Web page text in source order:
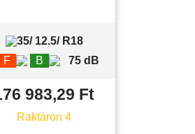
35/ 12.5/ R18
F
B 75 dB
983,29 Ft
Raktáron 4